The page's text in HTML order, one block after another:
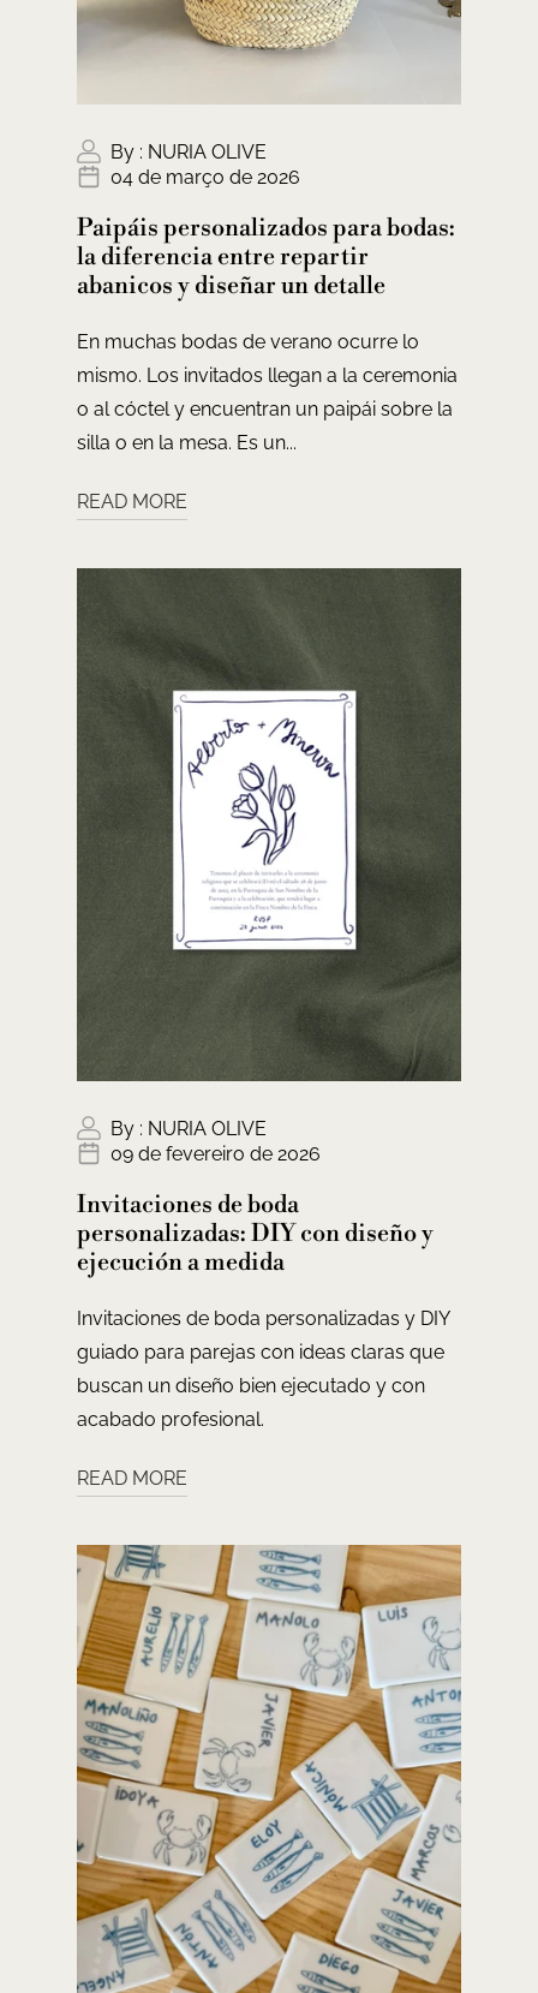
By : NURIA OLIVE
04 de março de 2026
Paipáis personalizados para bodas:
la diferencia entre repartir
abanicos y diseñar un detalle
En muchas bodas de verano ocurre lo
mismo. Los invitados llegan a la ceremonia
o al cóctel y encuentran un paipái sobre la
silla o en la mesa. Es un...
READ MORE
By : NURIA OLIVE
09 de fevereiro de 2026
Invitaciones de boda
personalizadas: DIY con diseño y
ejecución a medida
Invitaciones de boda personalizadas y DIY
guiado para parejas con ideas claras que
buscan un diseño bien ejecutado y con
acabado profesional.
READ MORE